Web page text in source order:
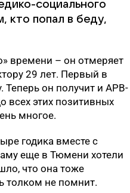
социального
кто попал в беду,
времени – он отмеряет
29 лет. Первый в
Теперь он получит и АРВ-
всех этих позитивных
многое.
годика вместе с
еще в Тюмени хотели
что она тоже
толком не помнит.